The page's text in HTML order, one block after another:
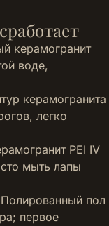
керамогранит
воде,
керамогранита
легко
PEI IV
мыть лапы
пол
первое